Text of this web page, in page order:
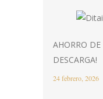
AHORRO
DESCARGA!
24 febrero, 2026